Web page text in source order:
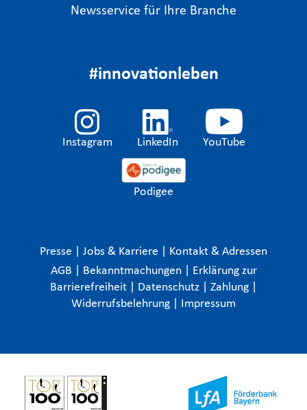
Newsservice für Ihre Branche
#innovationleben
Instagram LinkedIn YouTube
Podigee
Presse Jobs & Karriere
Kontakt & Adressen
AGB
Bekanntmachungen
Erklärung zur
Barrierefreiheit
Datenschutz Zahlung
Widerrufsbelehrung
Impressum